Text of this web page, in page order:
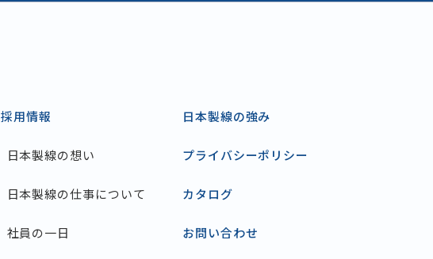
採用情報
日本製線の想い
日本製線の仕事について
社員の一日
日本製線の強み
プライバシーポリシー
カタログ
お問い合わせ